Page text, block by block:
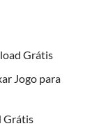
Grátis
Jogo para
Grátis